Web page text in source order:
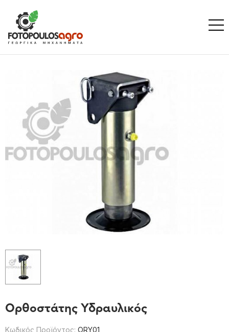
Ορθοστάτης Υδραυλικός
Κωδικός Προϊόντος: ORY01